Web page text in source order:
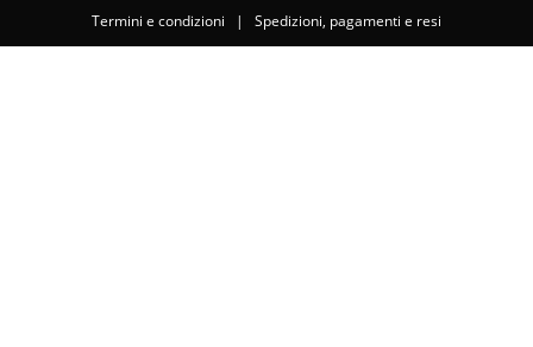
Termini e condizioni | Spedizioni, pagamenti e resi